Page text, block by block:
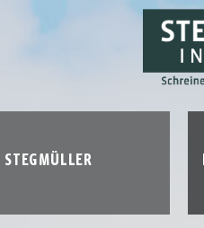
STEGMÜLLER